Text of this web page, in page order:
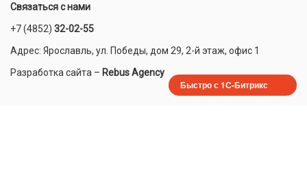
Связаться с нами
+7 (4852) 32-02-55
Адрес: Ярославль, ул. Победы, дом 29, 2-й этаж, офис 1
Разработка сайта – Rebus Agency
Быстро с 1С-Битрикс